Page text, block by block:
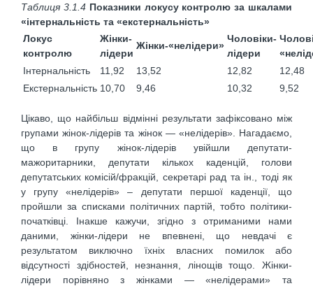
Таблиця 3.1.4 Показники локусу контролю за шкалами
«інтернальність та «екстернальність»
Локус
контролю
Жінки-
лідери
Жінки-«нелідери»
Чоловіки-
лідери
Інтернальність
11,92 13,52 12,82
12,48
Екстернальність 10,70 9,46 10,32 9,52
Цікаво, що найбільш відмінні результати зафіксовано між
групами жінок-лідерів та жінок — «нелідерів». Нагадаємо,
що в групу жінок-лідерів увійшли депутати-
мажоритарники, депутати кількох каденцій, голови
депутатських комісій/фракцій, секретарі рад та ін., тоді як
у групу «нелідерів» – депутати першої каденції, що
пройшли за списками політичних партій, тобто політики-
початківці. Інакше кажучи, згідно з отриманими нами
даними, жінки-лідери не впевнені, що невдачі є
результатом виключно їхніх власних помилок або
відсутності здібностей, незнання, лінощів тощо. Жінки-
лідери порівняно з жінками — «нелідерами» та